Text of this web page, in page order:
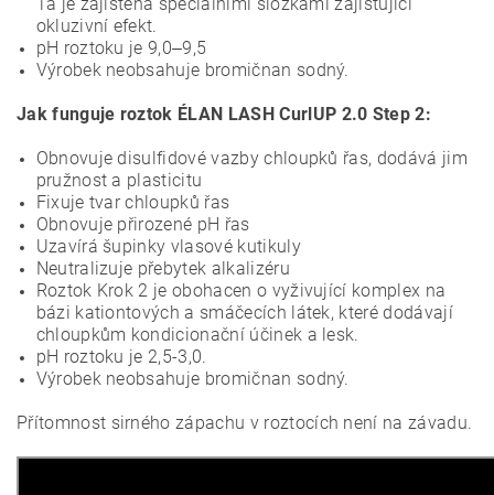
okluzivní efekt.
pH roztoku je 9,0‒9,5
Výrobek neobsahuje bromičnan sodný.
Jak funguje roztok ÉLAN LASH CurlUP 2.0 Step 2:
Obnovuje disulfidové vazby chloupků řas, dodává jim
pružnost a plasticitu
Fixuje tvar chloupků řas
Obnovuje přirozené рН řas
Uzavírá šupinky vlasové kutikuly
Neutralizuje přebytek alkalizéru
Roztok Krok 2 je obohacen o vyživující komplex na
bázi kationtových a smáčecích látek, které dodávají
chloupkům kondicionační účinek a lesk.
pH roztoku je 2,5-3,0.
Výrobek neobsahuje bromičnan sodný.
Přítomnost sirného zápachu v roztocích není na závadu.